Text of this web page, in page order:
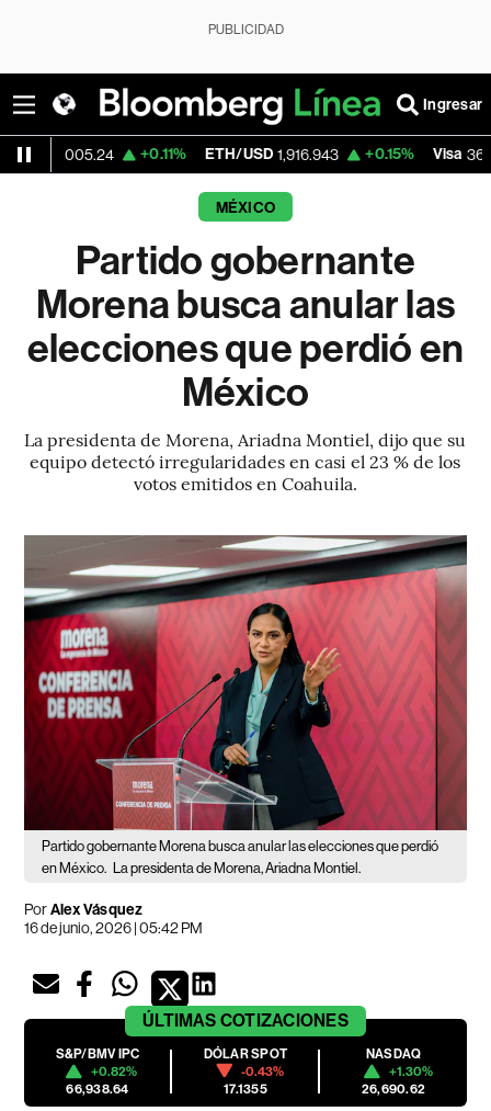
PUBLICIDAD
Ingresar
+0.11% ETH/USD 1,916.943 +0.15% Visa 362.50 -
MÉXICO
Partido gobernante
Morena busca anular las
elecciones que perdió en
México
La presidenta de Morena, Ariadna Montiel, dijo que su
equipo detectó irregularidades en casi el 23 % de los
votos emitidos en Coahuila.
Partido gobernante Morena busca anular las elecciones que perdió
en México.
La presidenta de Morena, Ariadna Montiel.
PorAlex Vásquez
16 de junio, 2026 | 05:42 PM
ÚLTIMAS COTIZACIONES
S&P/BMV IPC
+0.82%
66,938.64
DÓLAR SPOT
-0.43%
17.1355
NASDAQ
+1.30%
26,690.62